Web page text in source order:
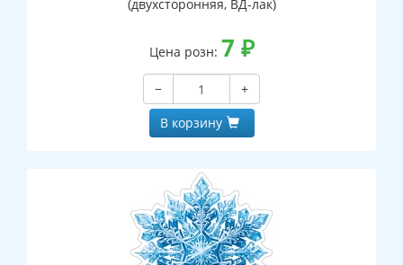
(двухсторонняя, ВД-лак)
Цена розн: 7 ₽
−
+
В корзину